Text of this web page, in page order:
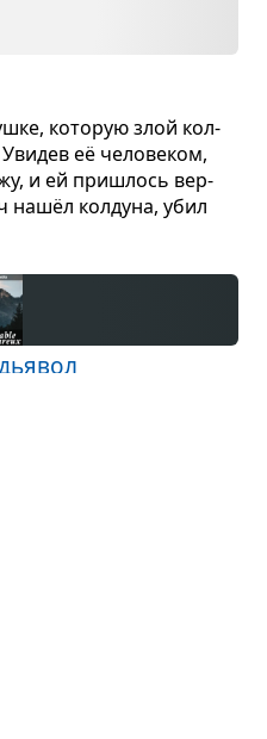
кото­рую злой кол­
её чело­ве­ком,
и ей при­шлось вер­
нашёл кол­дуна, убил